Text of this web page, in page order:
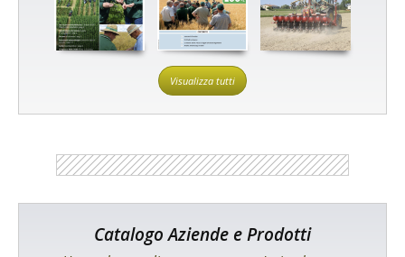
Visualizza tutti
Catalogo Aziende e Prodotti